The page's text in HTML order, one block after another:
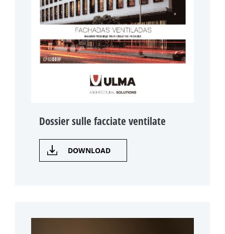
Dossier sulle facciate ventilate
DOWNLOAD